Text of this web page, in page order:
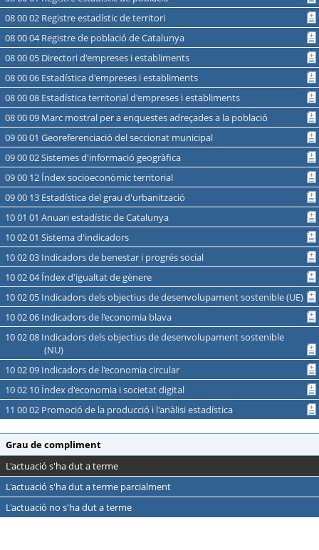
08 00 02 Registre estadístic de territori
08 00 04 Registre de població de Catalunya
08 00 05 Directori d'empreses i establiments
08 00 06 Estadística d'empreses i establiments
08 00 08 Estadística territorial d'empreses i establiments
08 00 09 Marc mostral per a enquestes adreçades a la població
09 00 01 Georeferenciació del seccionat municipal
09 00 02 Sistemes d'informació geogràfica
09 00 12 Índex socioeconòmic territorial
09 00 13 Estadística del grau d'urbanització
10 01 01 Anuari estadístic de Catalunya
10 02 01 Sistema d'indicadors
10 02 03 Indicadors de benestar i progrés social
10 02 04 Índex d'igualtat de gènere
10 02 05 Indicadors dels objectius de desenvolupament sostenible (UE)
10 02 06 Indicadors de l'economia blava
10 02 08 Indicadors dels objectius de desenvolupament sostenible
(NU)
10 02 09 Indicadors de l'economia circular
10 02 10 Índex d'economia i societat digital
11 00 02 Promoció de la producció i l'anàlisi estadística
Grau de compliment
L'actuació s'ha dut a terme
L'actuació s'ha dut a terme parcialment
L'actuació no s'ha dut a terme